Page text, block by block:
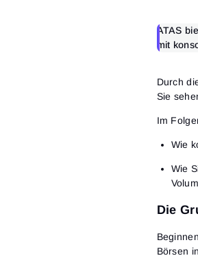
ATAS
mit
Durch
Sie
Im
Wie
Wie
Die
Börsen